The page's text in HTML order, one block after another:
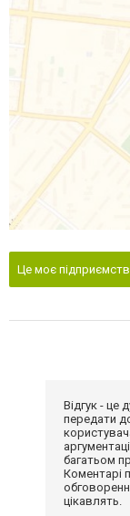
Це моє
Відгук - це
передати
багатьом
Коментарі
цікавлять.